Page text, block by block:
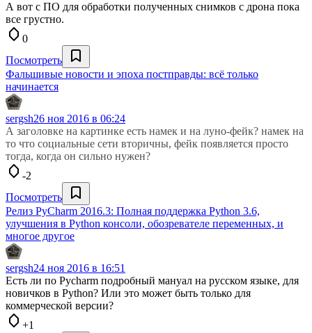
А вот с ПО для обработки полученных снимков с дрона пока
все грустно.
0
Посмотреть
Фальшивые новости и эпоха постправды: всё только
начинается
sergsh26 ноя 2016 в 06:24
А заголовке на картинке есть намек и на луно-фейк? намек на
то что социальные сети вторичны, фейк появляется просто
тогда, когда он сильно нужен?
-2
Посмотреть
Релиз PyCharm 2016.3: Полная поддержка Python 3.6,
улучшения в Python консоли, обозревателе переменных, и
многое другое
sergsh24 ноя 2016 в 16:51
Есть ли по Pycharm подробный мануал на русском языке, для
новичков в Python? Или это может быть только для
коммерческой версии?
+1